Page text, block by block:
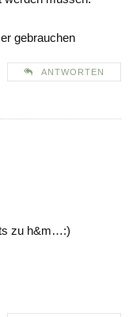
gebrauchen
ANTWORTEN
zu h&m…:)